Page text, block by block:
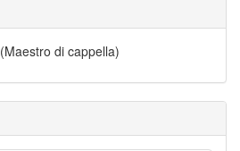
(Maestro di cappella)